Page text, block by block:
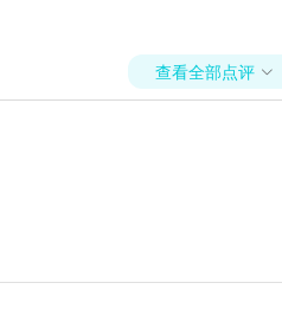
查看全部点评 